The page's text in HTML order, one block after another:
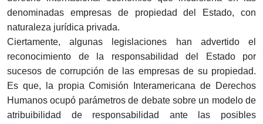
denominadas empresas de propiedad del Estado, con
naturaleza jurídica privada.
Ciertamente, algunas legislaciones han advertido el
reconocimiento de la responsabilidad del Estado por
sucesos de corrupción de las empresas de su propiedad.
Es que, la propia Comisión Interamericana de Derechos
Humanos ocupó parámetros de debate sobre un modelo de
atribuibilidad de responsabilidad ante las posibles